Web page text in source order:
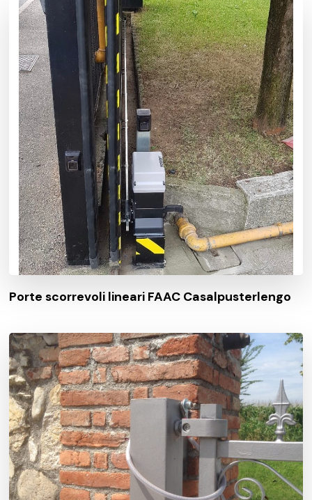
Porte scorrevoli lineari FAAC Casalpusterlengo